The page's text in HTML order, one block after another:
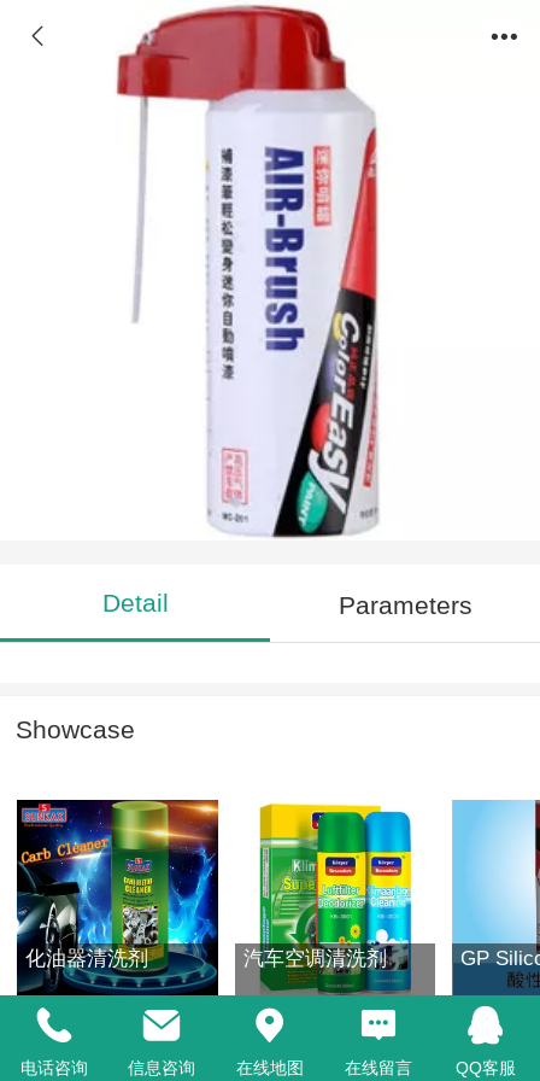
Detail Parameters
Showcase
化油器清洗剂 汽车空调清洗剂 GP
电话咨询 信息咨询 在线地图 在线留言 QQ客服